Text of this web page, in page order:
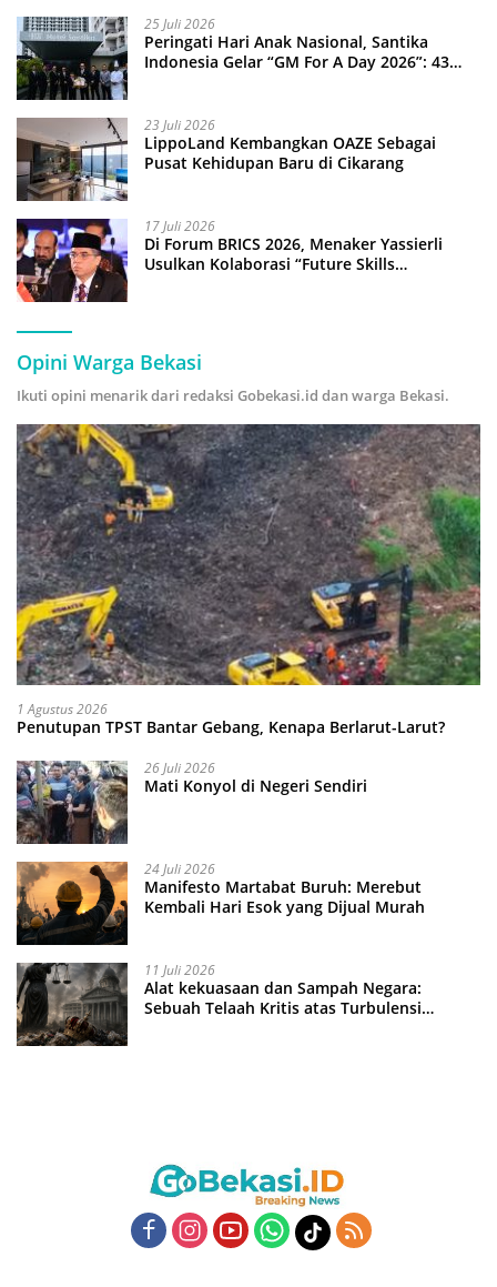
25 Juli 2026
Peringati Hari Anak Nasional, Santika
Indonesia Gelar “GM For A Day 2026”: 43
23 Juli 2026
LippoLand Kembangkan OAZE Sebagai
Pusat Kehidupan Baru di Cikarang
17 Juli 2026
Di Forum BRICS 2026, Menaker Yassierli
Usulkan Kolaborasi “Future Skills
Opini Warga Bekasi
Ikuti opini menarik dari redaksi Gobekasi.id dan warga Bekasi.
1 Agustus 2026
Penutupan TPST Bantar Gebang, Kenapa Berlarut-Larut?
26 Juli 2026
Mati Konyol di Negeri Sendiri
24 Juli 2026
Manifesto Martabat Buruh: Merebut
Kembali Hari Esok yang Dijual Murah
11 Juli 2026
Alat kekuasaan dan Sampah Negara:
Sebuah Telaah Kritis atas Turbulensi